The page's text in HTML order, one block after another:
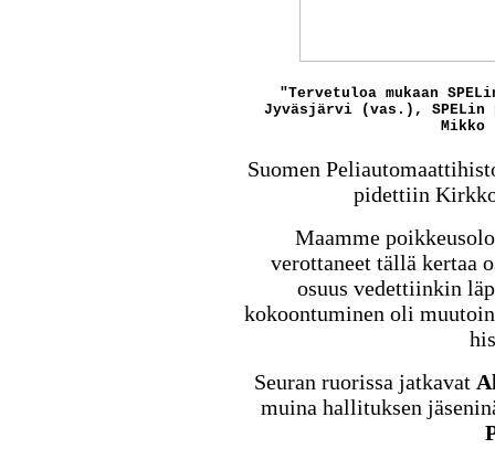
"Tervetuloa mukaan
Jyväsjärvi (vas.), SPELin
Mikko
Suomen
pidettiin
Maamme
verottaneet tällä kertaa
osuus vedettiinkin
kokoontuminen oli
Seuran ruorissa jatkavat
muina hallituksen